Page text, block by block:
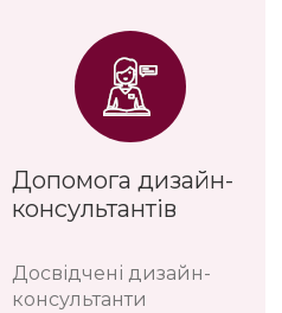
Допомога дизайн-
консультантів
Досвідчені дизайн-
консультанти